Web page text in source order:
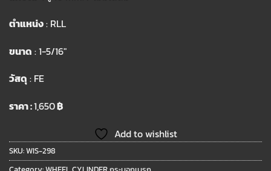
ตำแหน่ง: RLL
ขนาด : 1-5/16″
วัสดุ : FE
ราคา :1,650฿
Add to wishlist
SKU:WIS-298